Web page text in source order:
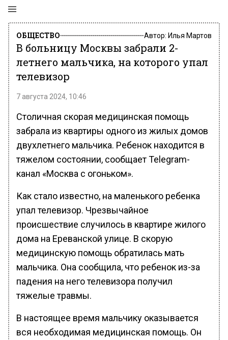
ОБЩЕСТВО Автор: Илья Мартов
В больницу Москвы забрали 2-
летнего мальчика, на которого упал
телевизор
7 августа 2024, 10:46
Столичная скорая медицинская помощь
забрала из квартиры одного из жилых домов
двухлетнего мальчика. Ребенок находится в
тяжелом состоянии, сообщает Telegram-
канал «Москва с огоньком».
Как стало известно, на маленького ребенка
упал телевизор. Чрезвычайное
происшествие случилось в квартире жилого
дома на Ереванской улице. В скорую
медицинскую помощь обратилась мать
мальчика. Она сообщила, что ребенок из-за
падения на него телевизора получил
тяжелые травмы.
В настоящее время мальчику оказывается
вся необходимая медицинская помощь. Он